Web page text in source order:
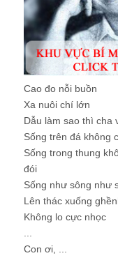
Cao đo nỗi buồn
Xa nuôi chí lớn
Dẫu làm sao thì cha
Sống trên đá không
Sống trong thung
đói
Sống như sông như
Lên thác xuống
Không lo cực nhọc
Con ơi, ...